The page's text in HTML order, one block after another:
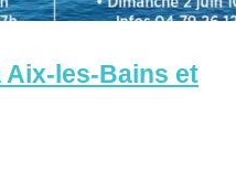
Aix-les-Bains et